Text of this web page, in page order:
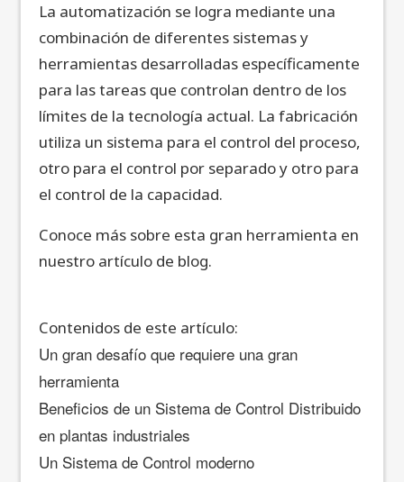
La automatización se logra mediante una
combinación de diferentes sistemas y
herramientas desarrolladas específicamente
para las tareas que controlan dentro de los
límites de la tecnología actual. La fabricación
utiliza un sistema para el control del proceso,
otro para el control por separado y otro para
el control de la capacidad.
Conoce más sobre esta gran herramienta en
nuestro artículo de blog.
Contenidos de este artículo:
Un gran desafío que requiere una gran
herramienta
Beneficios de un Sistema de Control Distribuido
en plantas industriales
Un Sistema de Control moderno